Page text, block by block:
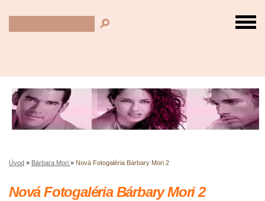
Úvod » Bárbara Mori » Nová Fotogaléria Bárbary Mori 2
Nová Fotogaléria Bárbary Mori 2